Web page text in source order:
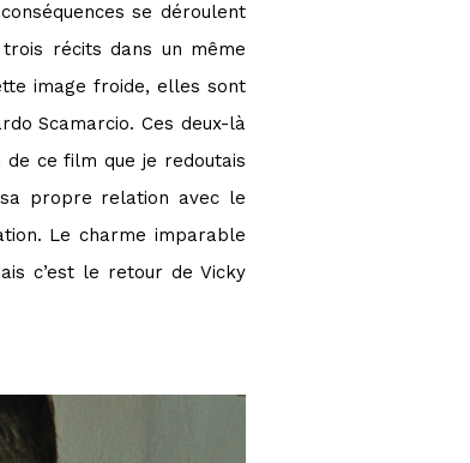
se déroulent
récits dans un même
image froide, elles sont
Scamarcio. Ces deux-là
de ce film que je redoutais
propre relation avec le
Le charme imparable
c’est le retour de Vicky